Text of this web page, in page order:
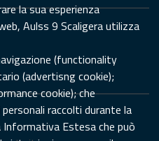
la sua esperienza
Aulss 9 Scaligera utilizza
(functionality
(advertisng cookie);
cookie); che
raccolti durante la
Informativa Estesa che può